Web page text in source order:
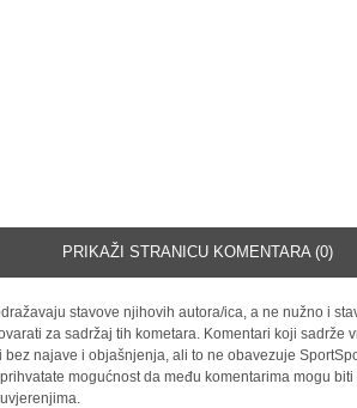
PRIKAŽI STRANICU KOMENTARA (0)
stavove njihovih autora/ica, a ne nužno i
za sadržaj tih kometara. Komentari koji sadrže
najave i objašnjenja, ali to ne obavezuje
mogućnost da među komentarima mogu